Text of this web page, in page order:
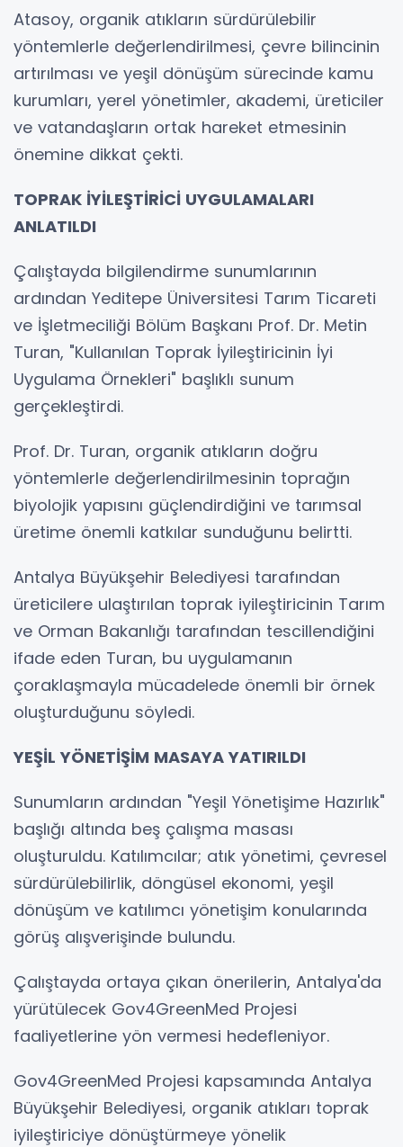
Atasoy, organik atıkların sürdürülebilir
yöntemlerle değerlendirilmesi, çevre bilincinin
artırılması ve yeşil dönüşüm sürecinde kamu
kurumları, yerel yönetimler, akademi, üreticiler
ve vatandaşların ortak hareket etmesinin
önemine dikkat çekti.
TOPRAK İYİLEŞTİRİCİ UYGULAMALARI
ANLATILDI
Çalıştayda bilgilendirme sunumlarının
ardından Yeditepe Üniversitesi Tarım Ticareti
ve İşletmeciliği Bölüm Başkanı Prof. Dr. Metin
Turan, "Kullanılan Toprak İyileştiricinin İyi
Uygulama Örnekleri" başlıklı sunum
gerçekleştirdi.
Prof. Dr. Turan, organik atıkların doğru
yöntemlerle değerlendirilmesinin toprağın
biyolojik yapısını güçlendirdiğini ve tarımsal
üretime önemli katkılar sunduğunu belirtti.
Antalya Büyükşehir Belediyesi tarafından
üreticilere ulaştırılan toprak iyileştiricinin Tarım
ve Orman Bakanlığı tarafından tescillendiğini
ifade eden Turan, bu uygulamanın
çoraklaşmayla mücadelede önemli bir örnek
oluşturduğunu söyledi.
YEŞİL YÖNETİŞİM MASAYA YATIRILDI
Sunumların ardından "Yeşil Yönetişime Hazırlık"
başlığı altında beş çalışma masası
oluşturuldu. Katılımcılar; atık yönetimi, çevresel
sürdürülebilirlik, döngüsel ekonomi, yeşil
dönüşüm ve katılımcı yönetişim konularında
görüş alışverişinde bulundu.
Çalıştayda ortaya çıkan önerilerin, Antalya'da
yürütülecek Gov4GreenMed Projesi
faaliyetlerine yön vermesi hedefleniyor.
Gov4GreenMed Projesi kapsamında Antalya
Büyükşehir Belediyesi, organik atıkları toprak
iyileştiriciye dönüştürmeye yönelik